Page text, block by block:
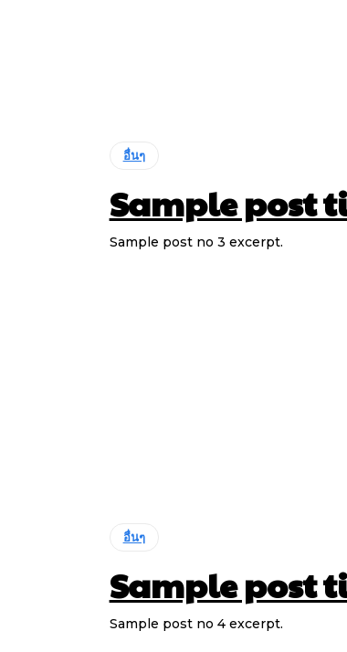
อื่นๆ
Sample post
Sample post no 3 excerpt.
อื่นๆ
Sample post
Sample post no 4 excerpt.